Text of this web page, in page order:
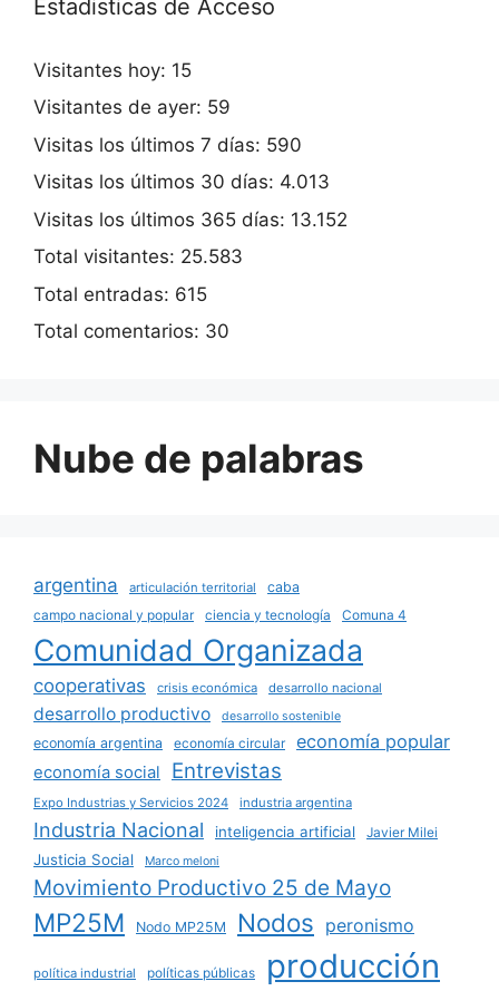
Estadisticas de Acceso
Visitantes hoy: 15
Visitantes de ayer: 59
Visitas los últimos 7 días: 590
Visitas los últimos 30 días: 4.013
Visitas los últimos 365 días: 13.152
Total visitantes: 25.583
Total entradas: 615
Total comentarios: 30
Nube de palabras
argentina articulación territorial
caba
campo nacional y popular
ciencia y tecnología Comuna 4
Comunidad Organizada
cooperativas crisis económica desarrollo nacional
desarrollo productivo desarrollo sostenible
economía argentina economía circular economía popular
economía social Entrevistas
Expo Industrias y Servicios 2024 industria argentina
Industria Nacional inteligencia artificial Javier Milei
Justicia Social Marco meloni
Movimiento Productivo 25 de Mayo
MP25M Nodo MP25M Nodos peronismo
política industrial políticas públicas producción